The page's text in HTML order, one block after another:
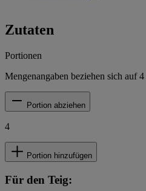
Zutaten
Portionen
Mengenangaben beziehen sich auf4
Portion abziehen
4
Portion hinzufügen
Für den Teig: